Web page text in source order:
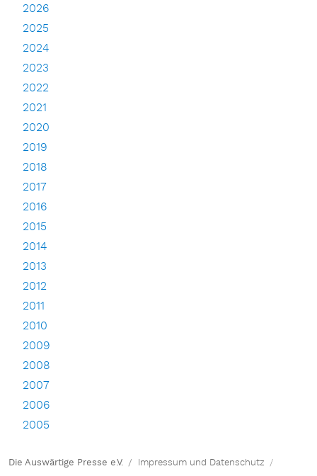
2026
2025
2024
2023
2022
2021
2020
2019
2018
2017
2016
2015
2014
2013
2012
2011
2010
2009
2008
2007
2006
2005
Die Auswärtige Presse e.V. Impressum und Datenschutz